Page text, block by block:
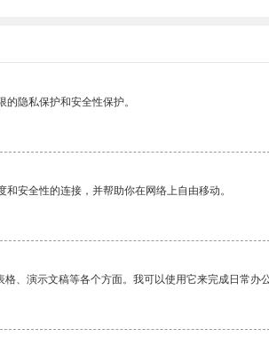
隐私保护和安全性保护。
安全性的连接，并帮助你在网络上自由移动。
、演示文稿等各个方面。我可以使用它来完成日常办